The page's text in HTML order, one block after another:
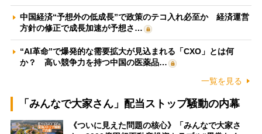
中国経済“予想外の低成長”で政策のテコ入れ必至か 経済運営
方針の修正で成長加速が予想さ…
“AI革命”で爆発的な需要拡大が見込まれる「CXO」とは何
か？ 高い競争力を持つ中国の医薬品…
一覧を見る
「みんなで大家さん」配当ストップ騒動の内幕
《ついに見えた問題の核心》「みんなで大家さ